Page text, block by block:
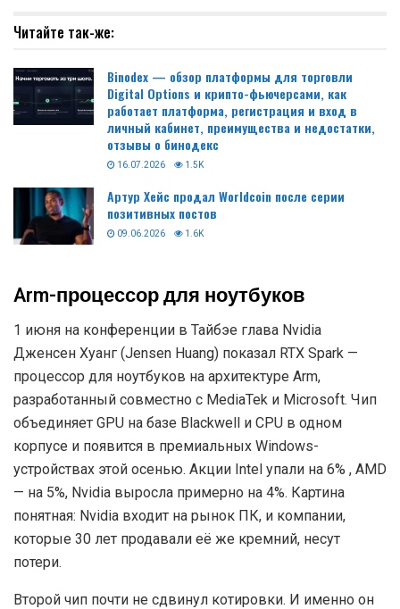
Читайте так-же:
Binodex — обзор платформы для торговли
Digital Options и крипто-фьючерсами, как
работает платформа, регистрация и вход в
личный кабинет, преимущества и недостатки,
отзывы о бинодекс
16.07.2026 1.5K
Артур Хейс продал Worldcoin после серии
позитивных постов
09.06.2026 1.6K
Arm-процессор для ноутбуков
1 июня на конференции в Тайбэе глава Nvidia
Дженсен Хуанг (Jensen Huang) показал RTX Spark —
процессор для ноутбуков на архитектуре Arm,
разработанный совместно с MediaTek и Microsoft. Чип
объединяет GPU на базе Blackwell и CPU в одном
корпусе и появится в премиальных Windows-
устройствах этой осенью. Акции Intel упали на 6% , AMD
— на 5%, Nvidia выросла примерно на 4%. Картина
понятная: Nvidia входит на рынок ПК, и компании,
которые 30 лет продавали её же кремний, несут
потери.
Второй чип почти не сдвинул котировки. И именно он